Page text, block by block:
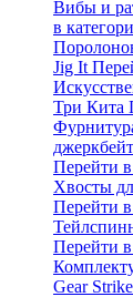
Вибы и
в
Jig It
Три Кита
Перейти
Хвосты
Перейти
Перейти
Gear